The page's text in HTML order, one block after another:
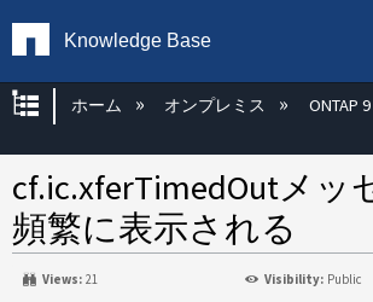
Knowledge Base
グローバル階層を展開/折
ホーム オンプレミス ONTAP 9
cf.ic.xferTimedOutメッ
頻繁に表示される
Views: 21 Visibility: Public